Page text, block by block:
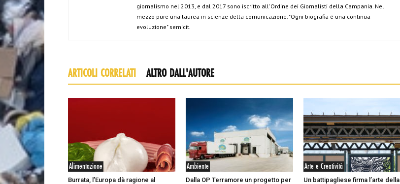
giornalismo nel 2013, e dal 2017 sono iscritto all'Ordine dei Giornalisti della Campania. Nel
mezzo pure una laurea in scienze della comunicazione. "Ogni biografia è una continua
evoluzione" semicit.
ARTICOLI CORRELATI ALTRO DALL'AUTORE
Alimentazione
Burrata, l’Europa dà ragione al
Ambiente
Dalla OP Terramore un progetto per
Arte e Creatività
Un battipagliese firma l’arte della